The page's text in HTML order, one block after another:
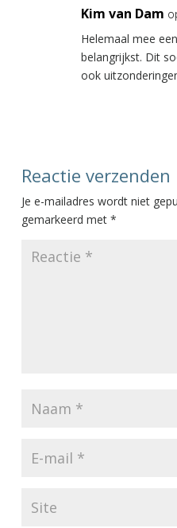
Kim van Dam
Helemaal mee
belangrijkst. Dit
ook
Reactie verzenden
Je e-mailadres wordt niet
gemarkeerd met *